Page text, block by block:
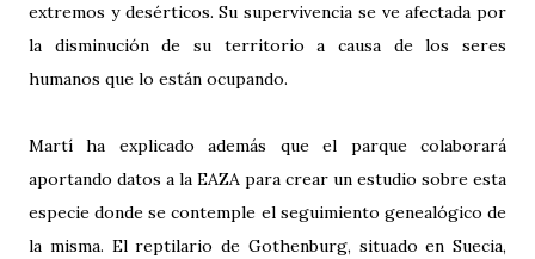
extremos y desérticos. Su supervivencia se ve afectada por
la disminución de su territorio a causa de los seres
humanos que lo están ocupando.
Martí ha explicado además que el parque colaborará
aportando datos a la EAZA para crear un estudio sobre esta
especie donde se contemple el seguimiento genealógico de
la misma. El reptilario de Gothenburg, situado en Suecia,